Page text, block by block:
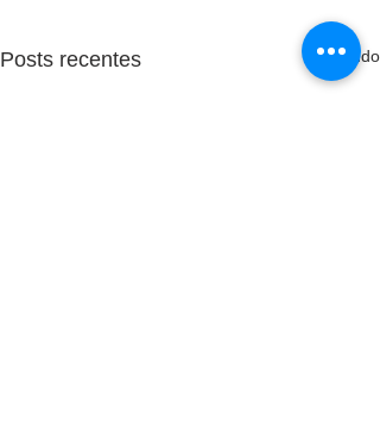
Posts recentes Ver tudo